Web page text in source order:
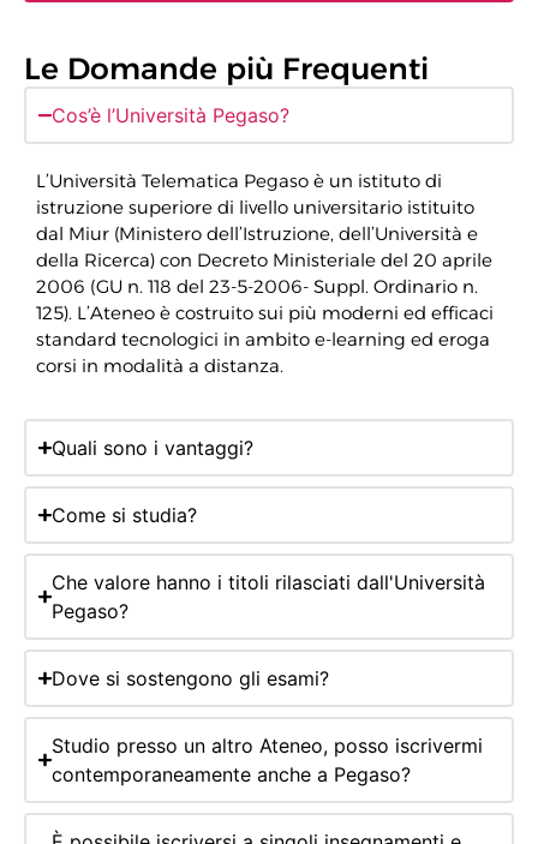
Le Domande più Frequenti
Cos’è l’Università Pegaso?
L’Università Telematica Pegaso è un istituto di
istruzione superiore di livello universitario istituito
dal Miur (Ministero dell’Istruzione, dell’Università e
della Ricerca) con Decreto Ministeriale del 20 aprile
2006 (GU n. 118 del 23-5-2006- Suppl. Ordinario n.
125). L’Ateneo è costruito sui più moderni ed efficaci
standard tecnologici in ambito e-learning ed eroga
corsi in modalità a distanza.
Quali sono i vantaggi?
Come si studia?
Che valore hanno i titoli rilasciati dall'Università
Pegaso?
Dove si sostengono gli esami?
Studio presso un altro Ateneo, posso iscrivermi
contemporaneamente anche a Pegaso?